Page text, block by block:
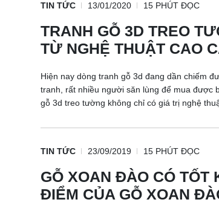
TIN TỨC 13/01/2020 15 PHÚT ĐỌC
TRANH GỖ 3D TREO
TỪ NGHỆ THUẬT CAO
Hiện nay dòng tranh gỗ 3d đang dần chiếm
tranh, rất nhiều người săn lùng để mua được
gỗ 3d treo tường không chỉ có giá trị nghệ
TIN TỨC 23/09/2019 15 PHÚT ĐỌC
GỖ XOAN ĐÀO CÓ TỐT
ĐIỂM CỦA GỖ XOAN